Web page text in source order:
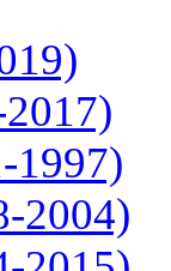
1997)
2004)